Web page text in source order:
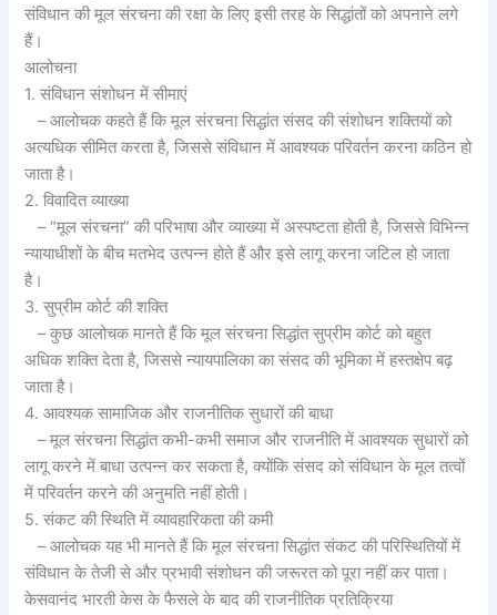
संविधान की मूल संरचना की रक्षा के लिए इसी तरह के सिद्धांतों को अपनाने लगे
हैं।
आलोचना
1. संविधान संशोधन में सीमाएं
– आलोचक कहते हैं कि मूल संरचना सिद्धांत संसद की संशोधन शक्तियों को
अत्यधिक सीमित करता है, जिससे संविधान में आवश्यक परिवर्तन करना कठिन हो
जाता है।
2. विवादित व्याख्या
– “मूल संरचना” की परिभाषा और व्याख्या में अस्पष्टता होती है, जिससे विभिन्न
न्यायाधीशों के बीच मतभेद उत्पन्न होते हैं और इसे लागू करना जटिल हो जाता
है।
3. सुप्रीम कोर्ट की शक्ति
– कुछ आलोचक मानते हैं कि मूल संरचना सिद्धांत सुप्रीम कोर्ट को बहुत
अधिक शक्ति देता है, जिससे न्यायपालिका का संसद की भूमिका में हस्तक्षेप बढ़
जाता है।
4. आवश्यक सामाजिक और राजनीतिक सुधारों की बाधा
– मूल संरचना सिद्धांत कभी-कभी समाज और राजनीति में आवश्यक सुधारों को
लागू करने में बाधा उत्पन्न कर सकता है, क्योंकि संसद को संविधान के मूल तत्वों
में परिवर्तन करने की अनुमति नहीं होती।
5. संकट की स्थिति में व्यावहारिकता की कमी
– आलोचक यह भी मानते हैं कि मूल संरचना सिद्धांत संकट की परिस्थितियों में
संविधान के तेजी से और प्रभावी संशोधन की जरूरत को पूरा नहीं कर पाता।
केसवानंद भारती केस के फैसले के बाद की राजनीतिक प्रतिक्रिया